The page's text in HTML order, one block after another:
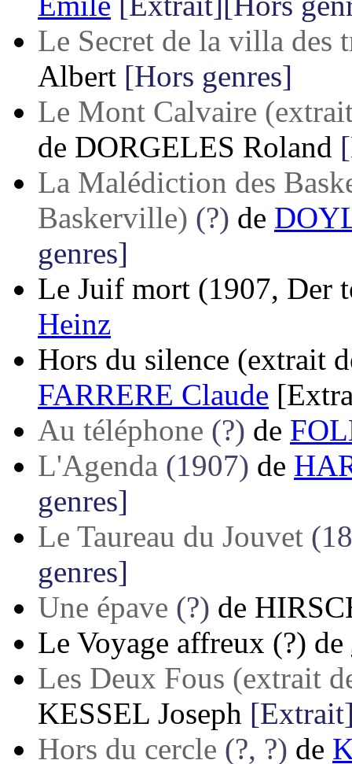
Le Secret de la villa des
Albert [Hors genres]
Le Mont Calvaire
de DORGELES Roland
La Malédiction des
Baskerville) (?) de
genres]
Le Juif mort (1907, Der
Heinz
Hors du silence (extrait
FARRERE Claude
Au téléphone (?) de
L'Agenda (1907) de
genres]
Le Taureau du Jouvet
genres]
Une épave (?) de
Le Voyage affreux (?) de
Les Deux Fous (extrait
KESSEL Joseph
Hors du cercle (?, ?) de